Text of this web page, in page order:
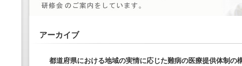
アーカイブ
都道府県における地域の実情に応じた難病の医療提供体制の